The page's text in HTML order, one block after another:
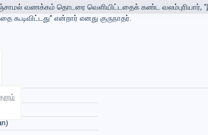
வணக்கம் தொடரை வெளியிட்டதைக் கண்ட
என்றார் எனது குருநாதர்.